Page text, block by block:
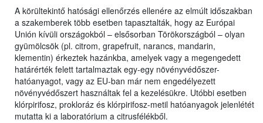
A körültekintő hatósági ellenőrzés ellenére az elmúlt időszakban
a szakemberek több esetben tapasztalták, hogy az Európai
Unión kívüli országokból – elsősorban Törökországból – olyan
gyümölcsök (pl. citrom, grapefruit, narancs, mandarin,
klementin) érkeztek hazánkba, amelyek vagy a megengedett
határérték felett tartalmaztak egy-egy növényvédőszer-
hatóanyagot, vagy az EU-ban már nem engedélyezett
növényvédőszert használtak fel a kezelésükre. Utóbbi esetben
klórpirifosz, prokloráz és klórpirifosz-metil hatóanyagok jelenlétét
mutatta ki a laboratórium a citrusfélékből.